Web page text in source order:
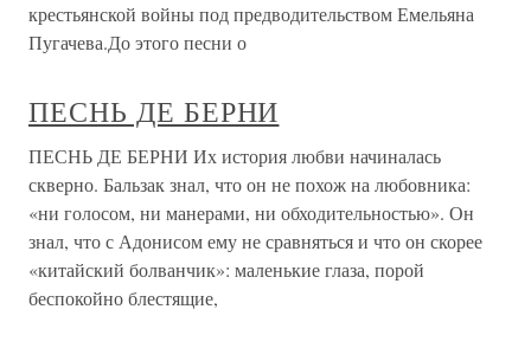
крестьянской войны под предводительством Емельяна
Пугачева.До этого песни о
ПЕСНЬ ДЕ БЕРНИ
ПЕСНЬ ДЕ БЕРНИ Их история любви начиналась
скверно. Бальзак знал, что он не похож на любовника:
«ни голосом, ни манерами, ни обходительностью». Он
знал, что с Адонисом ему не сравняться и что он скорее
«китайский болванчик»: маленькие глаза, порой
беспокойно блестящие,